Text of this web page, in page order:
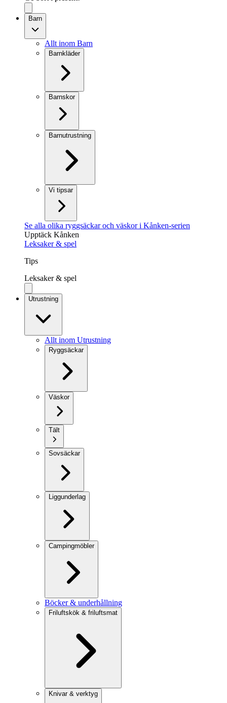
Barn
Allt inom Barn
Barnkläder
Barnskor
Barnutrustning
Vi tipsar
Se alla olika ryggsäckar och väskor i Kånken-serien
Upptäck Kånken
Leksaker & spel
Tips
Leksaker & spel
Utrustning
Allt inom Utrustning
Ryggsäckar
Väskor
Tält
Sovsäckar
Liggunderlag
Campingmöbler
Böcker & underhållning
Friluftskök & friluftsmat
Knivar & verktyg